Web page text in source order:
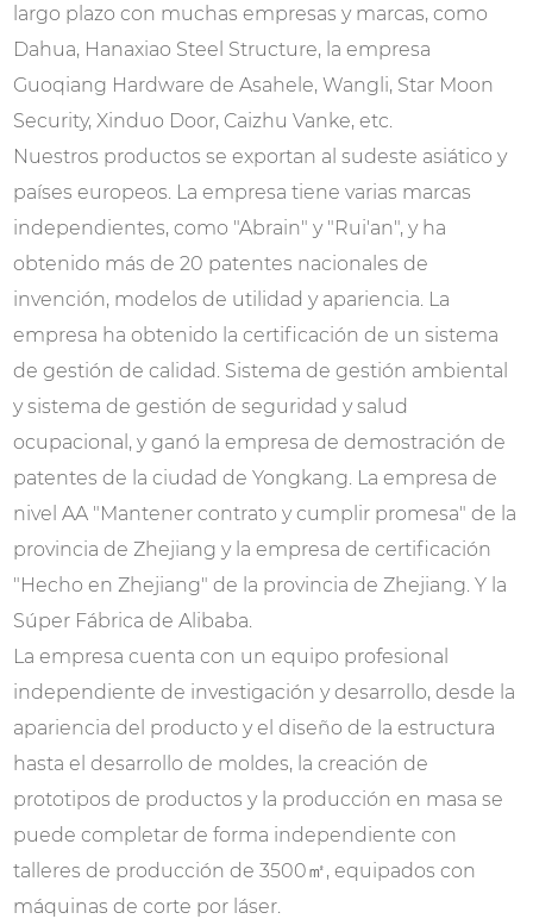
largo plazo con muchas empresas y marcas, como
Dahua, Hanaxiao Steel Structure, la empresa
Guoqiang Hardware de Asahele, Wangli, Star Moon
Security, Xinduo Door, Caizhu Vanke, etc.
Nuestros productos se exportan al sudeste asiático y
países europeos. La empresa tiene varias marcas
independientes, como "Abrain" y "Rui'an", y ha
obtenido más de 20 patentes nacionales de
invención, modelos de utilidad y apariencia. La
empresa ha obtenido la certificación de un sistema
de gestión de calidad. Sistema de gestión ambiental
y sistema de gestión de seguridad y salud
ocupacional, y ganó la empresa de demostración de
patentes de la ciudad de Yongkang. La empresa de
nivel AA "Mantener contrato y cumplir promesa" de la
provincia de Zhejiang y la empresa de certificación
"Hecho en Zhejiang" de la provincia de Zhejiang. Y la
Súper Fábrica de Alibaba.
La empresa cuenta con un equipo profesional
independiente de investigación y desarrollo, desde la
apariencia del producto y el diseño de la estructura
hasta el desarrollo de moldes, la creación de
prototipos de productos y la producción en masa se
puede completar de forma independiente con
talleres de producción de 3500㎡, equipados con
máquinas de corte por láser.